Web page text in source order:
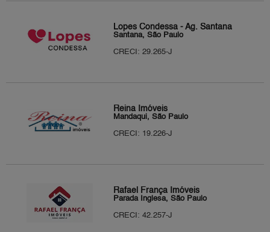
Lopes Condessa - Ag. Santana
Santana, São Paulo
CRECI: 29.265-J
Reina Imóveis
Mandaqui, São Paulo
CRECI: 19.226-J
Rafael França Imóveis
Parada Inglesa, São Paulo
CRECI: 42.257-J